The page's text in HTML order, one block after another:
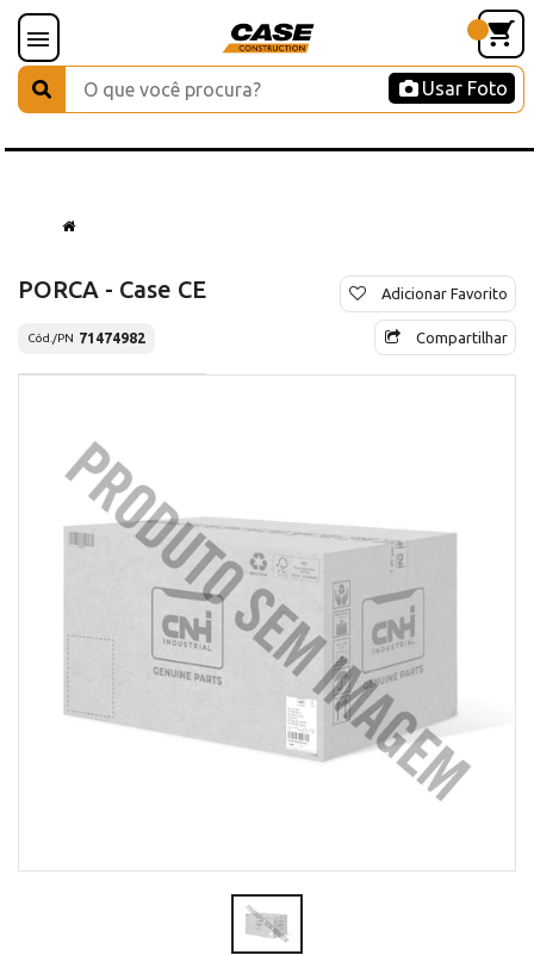
Usar Foto
PORCA - Case CE
Cód./PN 71474982
Adicionar Favorito
Compartilhar